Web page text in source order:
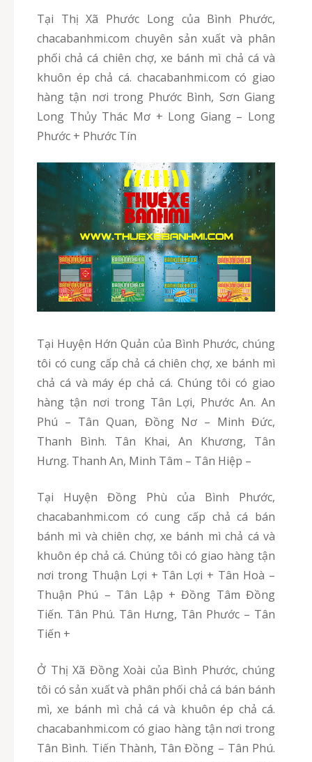
Tại Thị Xã Phước Long của Bình Phước,
chacabanhmi.com chuyên sản xuất và phân
phối chả cá chiên chợ, xe bánh mì chả cá và
khuôn ép chả cá. chacabanhmi.com có giao
hàng tận nơi trong Phước Bình, Sơn Giang
Long Thủy Thác Mơ + Long Giang – Long
Phước + Phước Tín
Tại Huyện Hớn Quản của Bình Phước, chúng
tôi có cung cấp chả cá chiên chợ, xe bánh mì
chả cá và máy ép chả cá. Chúng tôi có giao
hàng tận nơi trong Tân Lợi, Phước An. An
Phú – Tân Quan, Đồng Nơ – Minh Đức,
Thanh Bình. Tân Khai, An Khương, Tân
Hưng. Thanh An, Minh Tâm – Tân Hiệp –
Tại Huyện Đồng Phù của Bình Phước,
chacabanhmi.com có cung cấp chả cá bán
bánh mì và chiên chợ, xe bánh mì chả cá và
khuôn ép chả cá. Chúng tôi có giao hàng tận
nơi trong Thuận Lợi + Tân Lợi + Tân Hoà –
Thuận Phú – Tân Lập + Đồng Tâm Đồng
Tiến. Tân Phú. Tân Hưng, Tân Phước – Tân
Tiến +
Ở Thị Xã Đồng Xoài của Bình Phước, chúng
tôi có sản xuất và phân phối chả cá bán bánh
mì, xe bánh mì chả cá và khuôn ép chả cá.
chacabanhmi.com có giao hàng tận nơi trong
Tân Bình. Tiến Thành, Tân Đồng – Tân Phú.